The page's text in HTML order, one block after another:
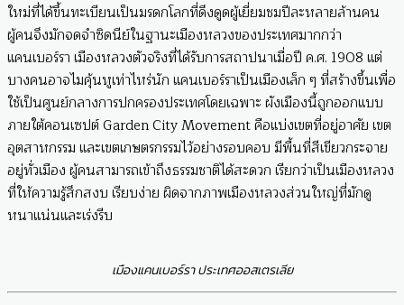
ใหม่ที่ได้ขึ้นทะเบียนเป็นมรดกโลกที่ดึงดูดผู้เยี่ยมชมปีละหลายล้านคน
ผู้คนจึงมักจดจำซิดนีย์ในฐานะเมืองหลวงของประเทศมากกว่า
แคนเบอร์รา เมืองหลวงตัวจริงที่ได้รับการสถาปนาเมื่อปี ค.ศ. 1908 แต่
บางคนอาจไมคุ้นหูเท่าไหร่นัก แคนเบอร์ราเป็นเมืองเล็ก ๆ ที่สร้างขึ้นเพื่อ
ใช้เป็นศูนย์กลางการปกครองประเทศโดยเฉพาะ ผังเมืองนี้ถูกออกแบบ
ภายใต้คอนเซปต์ Garden City Movement คือแบ่งเขตที่อยู่อาศัย เขต
อุตสาหกรรม และเขตเกษตรกรรมไว้อย่างรอบคอบ มีพื้นที่สีเขียวกระจาย
อยู่ทั่วเมือง ผู้คนสามารถเข้าถึงธรรมชาติได้สะดวก เรียกว่าเป็นเมืองหลวง
ที่ให้ความรู้สึกสงบ เรียบง่าย ผิดจากภาพเมืองหลวงส่วนใหญ่ที่มักดู
หนาแน่นและเร่งรีบ
เมืองแคนเบอร์รา ประเทศออสเตรเลีย